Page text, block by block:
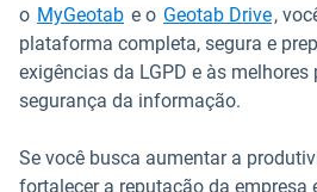
o MyGeotab e o Geotab DriveAbrir
,
plataforma completa, segura e
exigências da LGPD e às
segurança da informação.
Se você busca aumentar a
fortalecer a reputação da empresa